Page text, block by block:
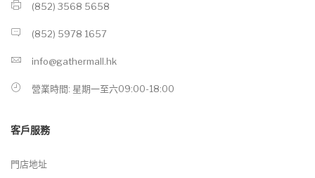
(852) 3568 5658
(852) 5978 1657
info@gathermall.hk
營業時間: 星期一至六09:00-18:00
客戶服務
門店地址